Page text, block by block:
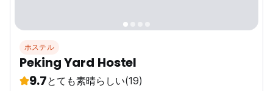
ホステル
Peking Yard Hostel
9.7とても素晴らしい(19)